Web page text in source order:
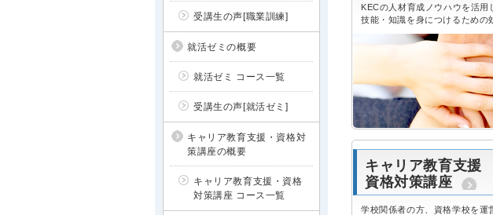
KECの人材育成ノウハウを活用
技能・知識を身につけるための
キャリア教育支援
資格対策講座
学校関係者の方、資格学校を運
受講生の声[職業訓練]
就活ゼミの概要
就活ゼミ コース一覧
受講生の声[就活ゼミ]
キャリア教育支援・資格対
策講座の概要
キャリア教育支援・資格
対策講座 コース一覧